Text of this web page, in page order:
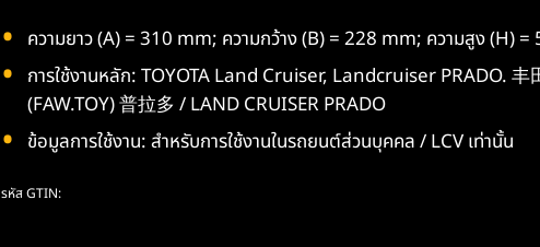
ความยาว (A) = 310 mm; ความกว้าง (B) = 228 mm; ความสูง (H)
การใช้งานหลัก: TOYOTA Land Cruiser, Landcruiser PRADO. 丰
(FAW.TOY) 普拉多 / LAND CRUISER PRADO
ข้อมูลการใช้งาน: สำหรับการใช้งานในรถยนต์ส่วนบุคคล / LCV เท่านั้น
รหัส GTIN: